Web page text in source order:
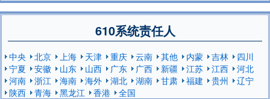
610系统责任人
中央 北京 上海 天津 重庆 云南 其他 内蒙 吉林
四川
宁夏
安徽 山东 山西 广东 广西 新疆 江苏 江西
河北
河南
浙江 海南 海外 湖北 湖南 甘肃 福建 贵州
辽宁
陕西
青海 黑龙江 香港 全国